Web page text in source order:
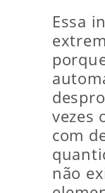
Essa
vezes
com
não